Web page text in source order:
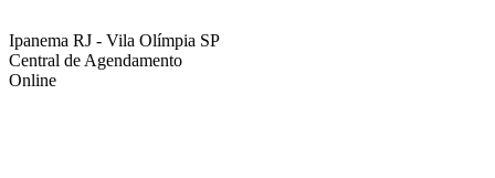
Ipanema RJ - Vila Olímpia SP
Central de Agendamento
Online